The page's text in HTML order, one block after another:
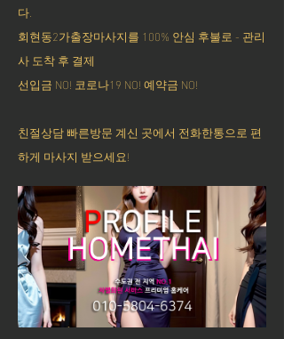
다.
회현동2가출장마사지를 100% 안심 후불로 - 관리
사 도착 후 결제
선입금 NO! 코로나19 NO! 예약금 NO!
친절상담 빠른방문 계신 곳에서 전화한통으로 편
하게 마사지 받으세요!